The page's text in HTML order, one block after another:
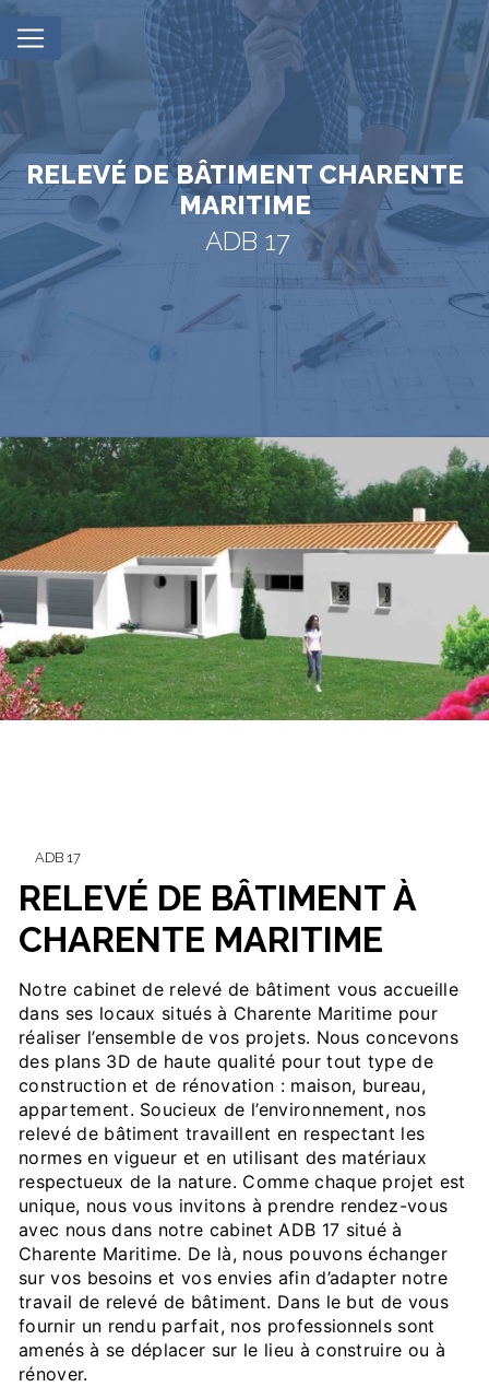
RELEVÉ DE BÂTIMENT CHARENTE
MARITIME
ADB 17
ADB 17
RELEVÉ DE BÂTIMENT À
CHARENTE MARITIME
Notre cabinet de relevé de bâtiment vous accueille
dans ses locaux situés à Charente Maritime pour
réaliser l’ensemble de vos projets. Nous concevons
des plans 3D de haute qualité pour tout type de
construction et de rénovation : maison, bureau,
appartement. Soucieux de l’environnement, nos
relevé de bâtiment travaillent en respectant les
normes en vigueur et en utilisant des matériaux
respectueux de la nature. Comme chaque projet est
unique, nous vous invitons à prendre rendez-vous
avec nous dans notre cabinet ADB 17 situé à
Charente Maritime. De là, nous pouvons échanger
sur vos besoins et vos envies afin d’adapter notre
travail de relevé de bâtiment. Dans le but de vous
fournir un rendu parfait, nos professionnels sont
amenés à se déplacer sur le lieu à construire ou à
rénover.
Panneau de gestion des cookies